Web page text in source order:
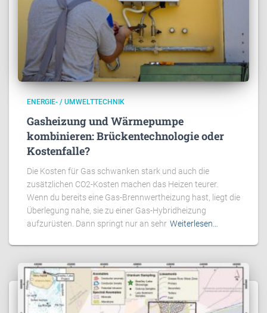
ENERGIE- / UMWELTTECHNIK
Gasheizung und Wärmepumpe
kombinieren: Brückentechnologie oder
Kostenfalle?
Die Kosten für Gas schwanken stark und auch die
zusätzlichen CO2-Kosten machen das Heizen teurer.
Wenn du bereits eine Gas-Brennwertheizung hast, liegt die
Überlegung nahe, sie zu einer Gas-Hybridheizung
aufzurüsten. Dann springt nur an sehr Weiterlesen…